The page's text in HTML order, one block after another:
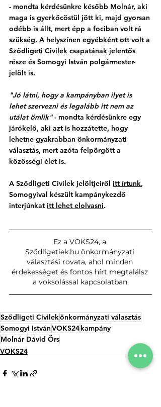
- mondta kérdésünkre később Molnár, aki
maga is gyerkőcöstül jött ki, majd gyorsan
odébb is állt, mert épp a fociban volt rá
szükség. A helyszínen egyébként ott volt a
Sződligeti Civilek csapatának jelentős
része és Somogyi István polgármester-
jelölt is.
"Jó látni, hogy a kampányban ilyet is
lehet szervezni és legalább itt nem az
utálat ömlik" - mondta kérdésünkre egy
járókelő, aki azt is hozzátette, hogy
lehetne gyakrabban önkormányzati
választás, mert azóta felpörgött a
közösségi élet is.
A Sződligeti Civilek jelöltjeiről itt írtunk,
Somogyival készült kampánykezdő
interjúnkat itt lehet elolvasni.
Ez a VOKS24, a
Sződligetiek.hu önkormányzati
választási rovata, ahol minden
érdekességet és fontos hírt megtalálsz
a voksolással kapcsolatban.
Sződligeti Civilekönkormányzati választás
Somogyi IstvánVOKS24kampány
Molnár Dávid Örs
VOKS24